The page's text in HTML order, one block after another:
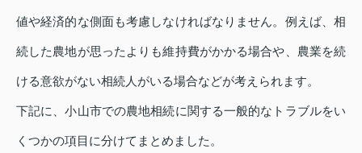
値や経済的な側面も考慮しなければなりません。例えば、相
続した農地が思ったよりも維持費がかかる場合や、農業を続
ける意欲がない相続人がいる場合などが考えられます。
下記に、小山市での農地相続に関する一般的なトラブルをい
くつかの項目に分けてまとめました。